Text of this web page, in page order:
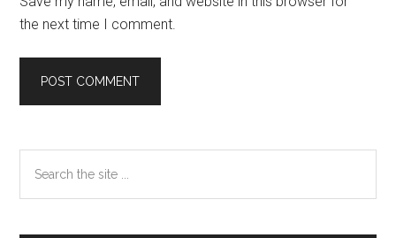
the next time I comment.
Primary
Sidebar
the